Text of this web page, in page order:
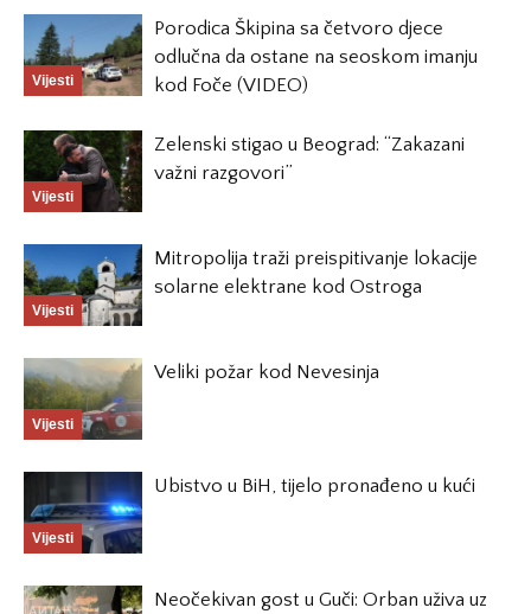
Vijesti
Porodica Škipina sa četvoro djece
odlučna da ostane na seoskom imanju
kod Foče (VIDEO)
Vijesti
Zelenski stigao u Beograd: “Zakazani
važni razgovori”
Vijesti
Mitropolija traži preispitivanje lokacije
solarne elektrane kod Ostroga
Vijesti
Veliki požar kod Nevesinja
Vijesti
Ubistvo u BiH, tijelo pronađeno u kući
Neočekivan gost u Guči: Orban uživa uz